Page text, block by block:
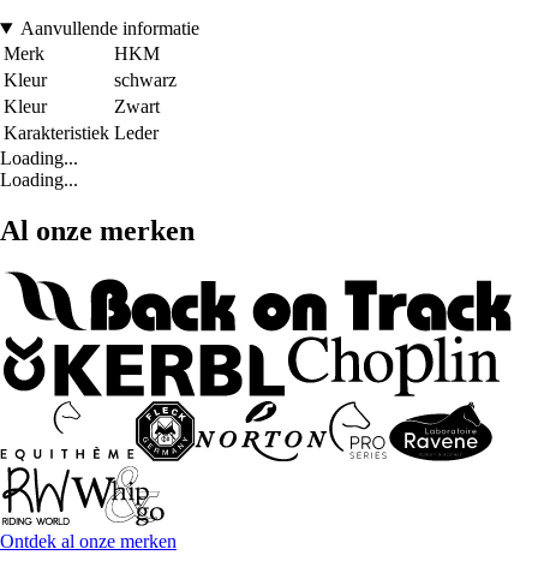
Aanvullende informatie
Merk
HKM
Kleur
schwarz
Kleur
Zwart
Karakteristiek Leder
Loading...
Loading...
Al onze merken
Ontdek al onze merken